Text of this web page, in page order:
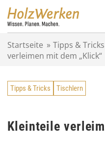
Startseite » Tipps & Tricks
verleimen mit dem „Klick“
Tipps & Tricks Tischlern
Kleinteile